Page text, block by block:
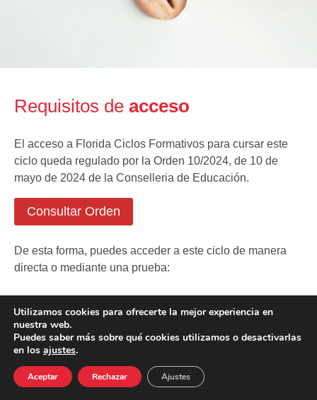
Requisitos de acceso
El acceso a Florida Ciclos Formativos para cursar este
ciclo queda regulado por la Orden 10/2024, de 10 de
mayo de 2024 de la Conselleria de Educación.
Consultar Orden
De esta forma, puedes acceder a este ciclo de manera
directa o mediante una prueba:
Acceso directo34667504662
Utilizamos cookies para ofrecerte la mejor experiencia en
nuestra web.
Puedes saber más sobre qué cookies utilizamos o desactivarlas
en los ajustes.
Aceptar Rechazar Ajustes